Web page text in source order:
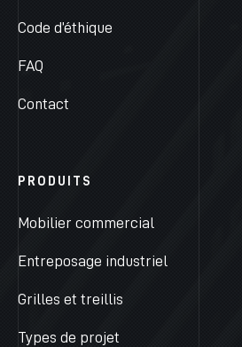
Code d’éthique
FAQ
Contact
PRODUITS
Mobilier commercial
Entreposage industriel
Grilles et treillis
Types de projet